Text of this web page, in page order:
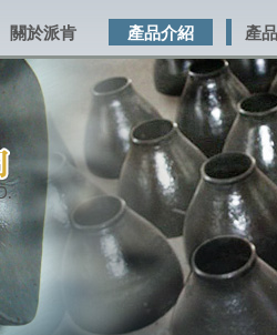
關於派肯 產品介紹 產